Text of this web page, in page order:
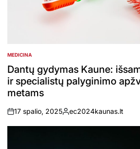
POSTED
IN
MEDICINA
Dantų gydymas Kaune:
ir specialistų palyginimo
metams
on
17 spalio, 2025
Posted
by
ec2024kaunas.lt